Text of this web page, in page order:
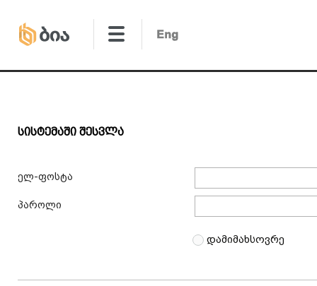
Სისტემაში Შესვლა
ელ-ფოსტა
პაროლი
დამიმახსოვრე